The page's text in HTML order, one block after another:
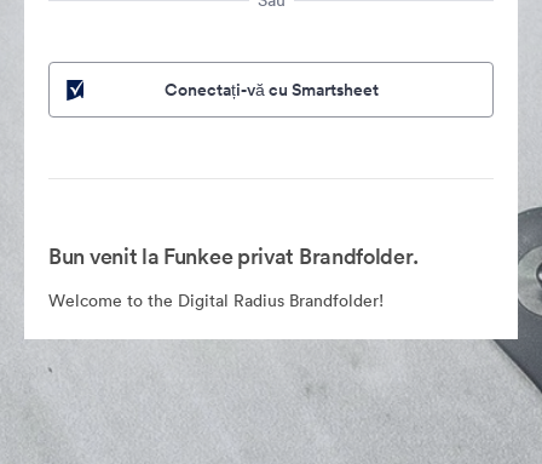
Conectați-vă cu Smartsheet
Bun venit la Funkee privat Brandfolder.
Welcome to the Digital Radius Brandfolder!